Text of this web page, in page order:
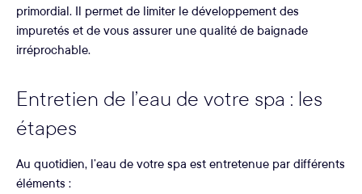
primordial. Il permet de limiter le développement des
impuretés et de vous assurer une qualité de baignade
irréprochable.
Entretien de l’eau de votre spa : les
étapes
Au quotidien, l’eau de votre spa est entretenue par différents
éléments :